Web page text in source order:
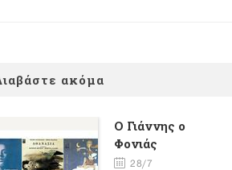
ακόμα
Ο Γιάννης ο
Φονιάς
28/7